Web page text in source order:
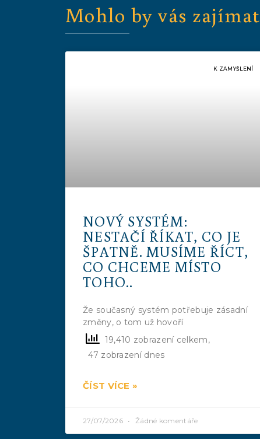
Mohlo by vás zajímat
K ZAMYŠLENÍ
NOVÝ SYSTÉM:
NESTAČÍ ŘÍKAT, CO JE
ŠPATNĚ. MUSÍME ŘÍCT,
CO CHCEME MÍSTO
TOHO..
Že současný systém potřebuje zásadní
změny, o tom už hovoří
19,410 zobrazení celkem,
47 zobrazení dnes
ČÍST VÍCE »
27/07/2026 Žádné komentáře